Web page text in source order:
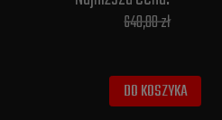
640,00 zł
DO KOSZYKA